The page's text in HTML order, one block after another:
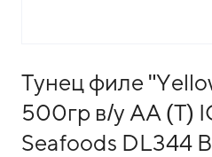
Тунец филе
500гр в/у AA (Т)
Seafoods DL344